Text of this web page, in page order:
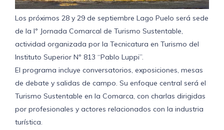
Los próximos 28 y 29 de septiembre Lago Puelo será sede
de la Iº Jornada Comarcal de Turismo Sustentable,
actividad organizada por la Tecnicatura en Turismo del
Instituto Superior Nº 813 “Pablo Luppi”.
El programa incluye conversatorios, exposiciones, mesas
de debate y salidas de campo. Su enfoque central será el
Turismo Sustentable en la Comarca, con charlas dirigidas
por profesionales y actores relacionados con la industria
turística.